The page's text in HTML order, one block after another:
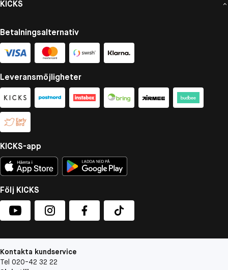
KICKS
Betalningsalternativ
Leveransmöjligheter
KICKS-app
Följ KICKS
Kontakta kundservice
Tel 020-42 32 22